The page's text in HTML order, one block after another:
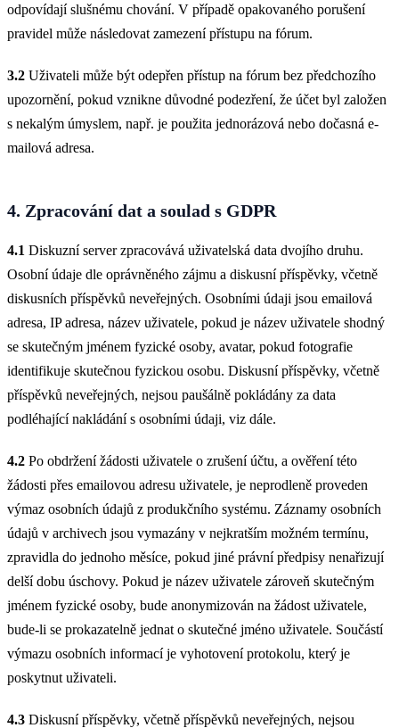
odpovídají slušnému chování. V případě opakovaného porušení
pravidel může následovat zamezení přístupu na fórum.
3.2 Uživateli může být odepřen přístup na fórum bez předchozího
upozornění, pokud vznikne důvodné podezření, že účet byl založen
s nekalým úmyslem, např. je použita jednorázová nebo dočasná e-
mailová adresa.
4. Zpracování dat a soulad s GDPR
4.1 Diskuzní server zpracovává uživatelská data dvojího druhu.
Osobní údaje dle oprávněného zájmu a diskusní příspěvky, včetně
diskusních příspěvků neveřejných. Osobními údaji jsou emailová
adresa, IP adresa, název uživatele, pokud je název uživatele shodný
se skutečným jménem fyzické osoby, avatar, pokud fotografie
identifikuje skutečnou fyzickou osobu. Diskusní příspěvky, včetně
příspěvků neveřejných, nejsou paušálně pokládány za data
podléhající nakládání s osobními údaji, viz dále.
4.2 Po obdržení žádosti uživatele o zrušení účtu, a ověření této
žádosti přes emailovou adresu uživatele, je neprodleně proveden
výmaz osobních údajů z produkčního systému. Záznamy osobních
údajů v archivech jsou vymazány v nejkratším možném termínu,
zpravidla do jednoho měsíce, pokud jiné právní předpisy nenařizují
delší dobu úschovy. Pokud je název uživatele zároveň skutečným
jménem fyzické osoby, bude anonymizován na žádost uživatele,
bude-li se prokazatelně jednat o skutečné jméno uživatele. Součástí
výmazu osobních informací je vyhotovení protokolu, který je
poskytnut uživateli.
4.3 Diskusní příspěvky, včetně příspěvků neveřejných, nejsou